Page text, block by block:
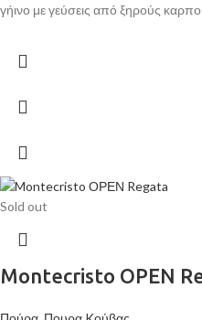
γήινο με γεύσεις από ξηρούς
Sold out
Montecristo ΟΡΕΝ